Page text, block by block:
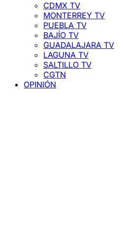
CDMX TV
MONTERREY TV
PUEBLA TV
BAJÍO TV
GUADALAJARA TV
LAGUNA TV
SALTILLO TV
CGTN
OPINIÓN